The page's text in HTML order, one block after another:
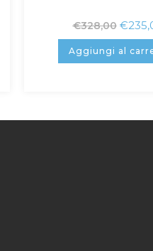
€328,00 €
Aggiungi al